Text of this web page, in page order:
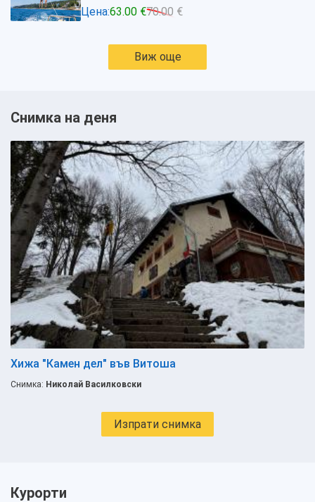
Цена:63.00 €70.00 €
Виж още
Снимка на деня
Хижа "Камен дел" във Витоша
Снимка: Николай Василковски
Изпрати снимка
Курорти